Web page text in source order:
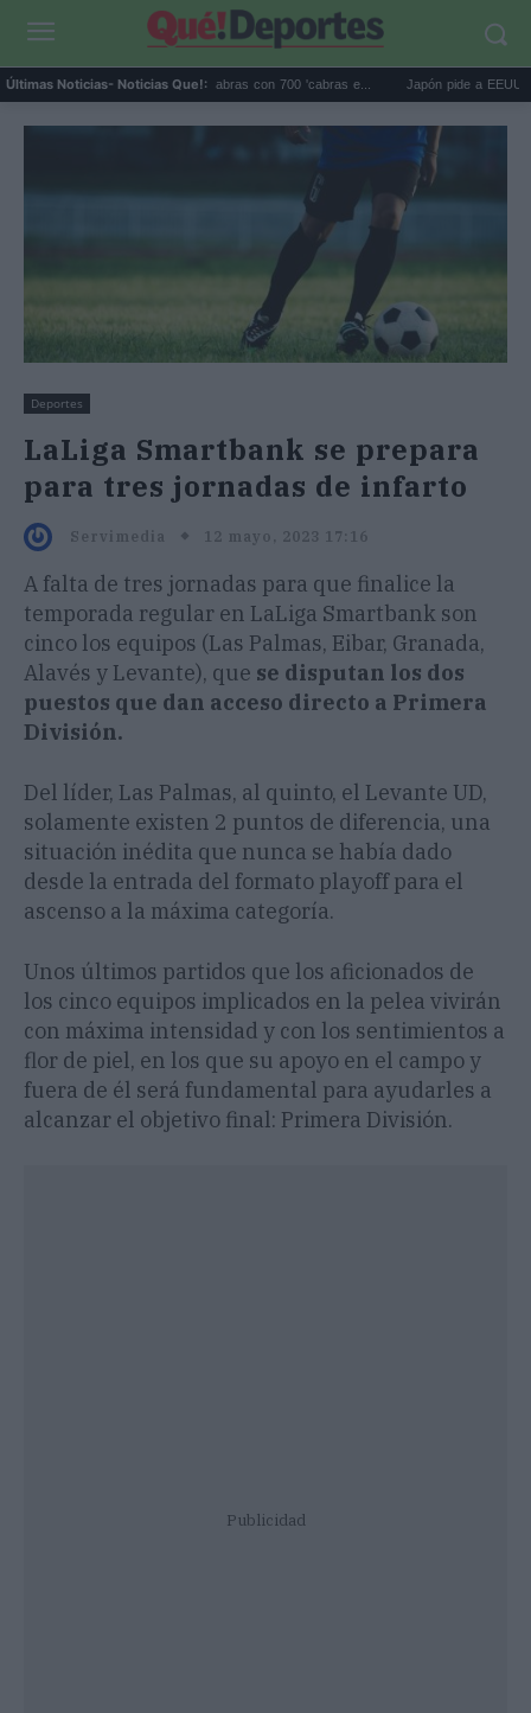
Últimas Noticias- Noticias Que!:
eliminó 140.000 cabras con 700 'cabras e... Japón pide a EEUU que
Deportes
LaLiga Smartbank se prepara
para tres jornadas de infarto
Servimedia 12 mayo, 2023 17:16
A falta de tres jornadas para que finalice la
temporada regular en LaLiga Smartbank son
cinco los equipos (Las Palmas, Eibar, Granada,
Alavés y Levante), que se disputan los dos
puestos que dan acceso directo a Primera
División.
Del líder, Las Palmas, al quinto, el Levante UD,
solamente existen 2 puntos de diferencia, una
situación inédita que nunca se había dado
desde la entrada del formato playoff para el
ascenso a la máxima categoría.
Unos últimos partidos que los aficionados de
los cinco equipos implicados en la pelea vivirán
con máxima intensidad y con los sentimientos a
flor de piel, en los que su apoyo en el campo y
fuera de él será fundamental para ayudarles a
alcanzar el objetivo final: Primera División.
Publicidad